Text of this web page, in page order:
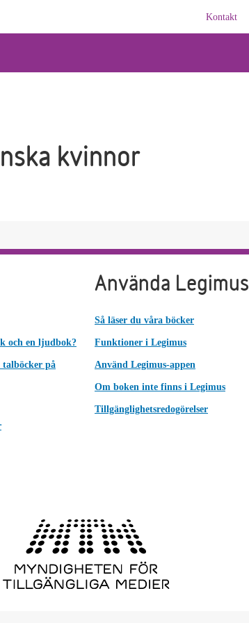
Kontakt
kvinnor
och en ljudbok?
på
Använda Legimus
Så läser du våra böcker
Funktioner i Legimus
Använd Legimus-appen
Om boken inte finns i Legimus
Tillgänglighetsredogörelser